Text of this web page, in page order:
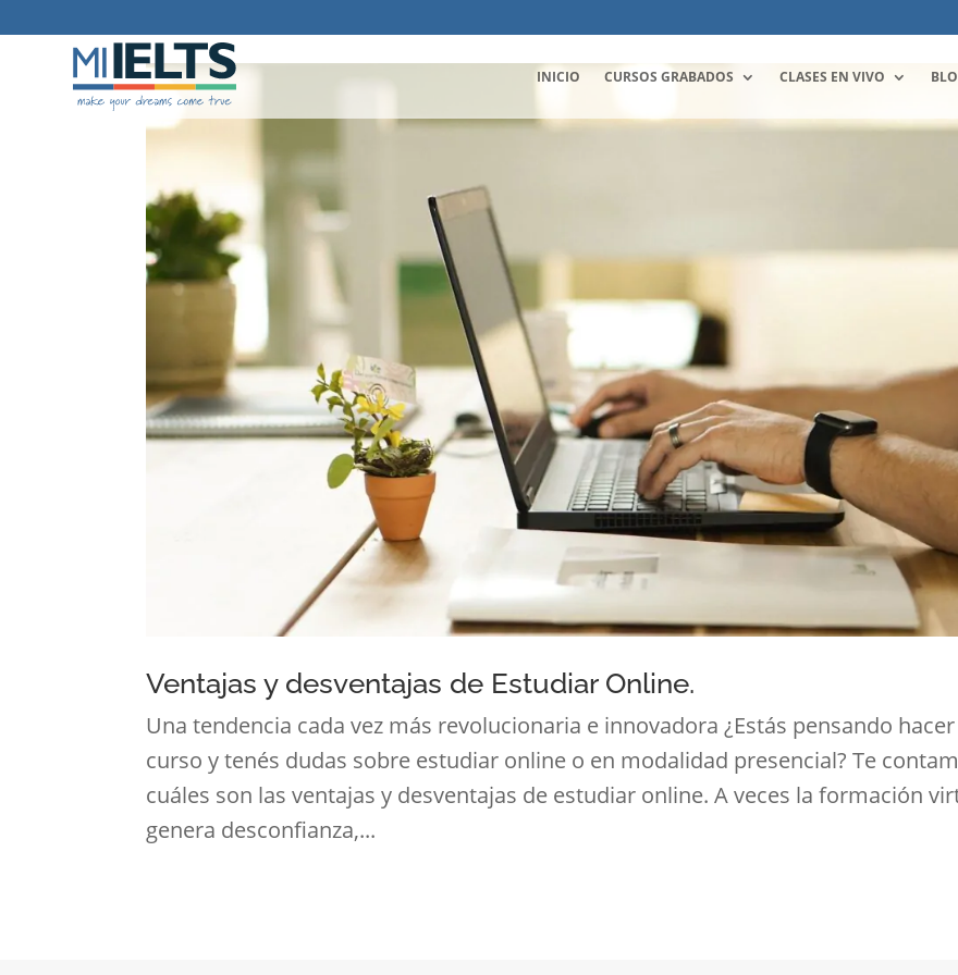
INICIO CURSOS GRABADOS CLASES EN VIVO
Ventajas y desventajas de Estudiar Online.
Una tendencia cada vez más revolucionaria e innovadora ¿Estás pensando
curso y tenés dudas sobre estudiar online o en modalidad presencial? Te
cuáles son las ventajas y desventajas de estudiar online. A veces la formación
genera desconfianza,...